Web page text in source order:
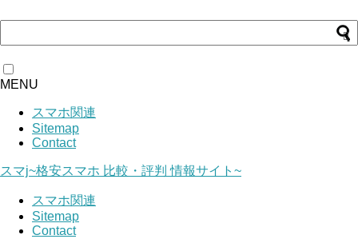
MENU
スマホ関連
Sitemap
Contact
スマj~格安スマホ 比較・評判 情報サイト~
スマホ関連
Sitemap
Contact